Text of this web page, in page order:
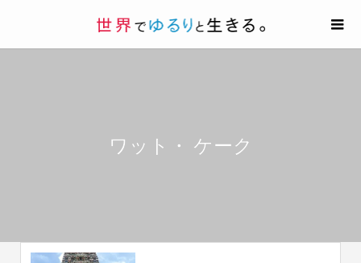
ワット・ ケーク